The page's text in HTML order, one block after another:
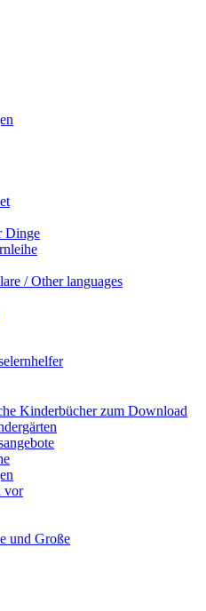
Dinge
/ Other languages
Kinderbücher zum Download
vor
und Große